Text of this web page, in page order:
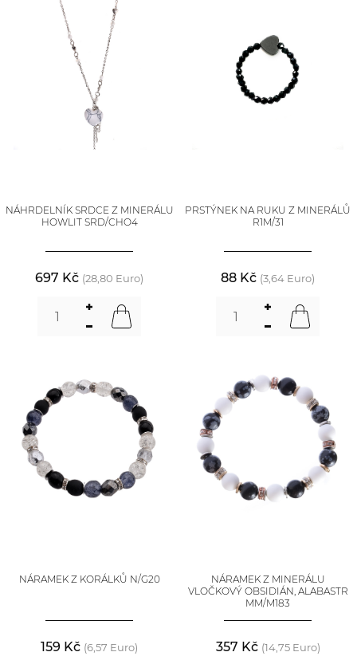
NÁHRDELNÍK SRDCE Z MINERÁLU
HOWLIT SRD/CHO4
697 Kč (28,80 Euro)
PRSTÝNEK NA RUKU Z MINERÁLŮ
R1M/31
88 Kč (3,64 Euro)
NÁRAMEK Z KORÁLKŮ N/G20
159 Kč (6,57 Euro)
NÁRAMEK Z MINERÁLU
VLOČKOVÝ OBSIDIÁN, ALABASTR
MM/M183
357 Kč (14,75 Euro)